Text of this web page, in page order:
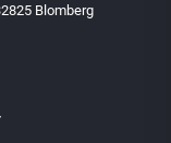
Blomberg